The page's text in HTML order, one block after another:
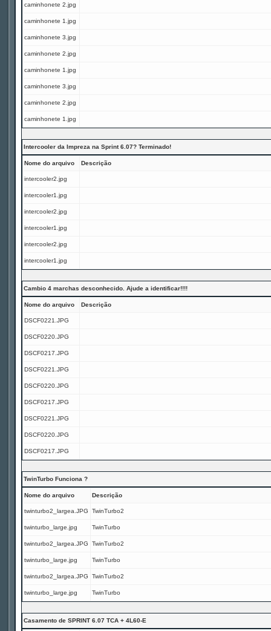
caminhonete 2.jpg
caminhonete 1.jpg
caminhonete 3.jpg
caminhonete 2.jpg
caminhonete 1.jpg
caminhonete 3.jpg
caminhonete 2.jpg
caminhonete 1.jpg
Intercooler da Impreza na Sprint 6.07? Terminado!
Nome do arquivo Descrição
intercooler2.jpg
intercooler1.jpg
intercooler2.jpg
intercooler1.jpg
intercooler2.jpg
intercooler1.jpg
Cambio 4 marchas desconhecido. Ajude a identificar!!!!
Nome do arquivo Descrição
DSCF0221.JPG
DSCF0220.JPG
DSCF0217.JPG
DSCF0221.JPG
DSCF0220.JPG
DSCF0217.JPG
DSCF0221.JPG
DSCF0220.JPG
DSCF0217.JPG
TwinTurbo Funciona ?
Nome do arquivo Descrição
twinturbo2_largea.JPG TwinTurbo2
twinturbo_large.jpg TwinTurbo
twinturbo2_largea.JPG TwinTurbo2
twinturbo_large.jpg TwinTurbo
twinturbo2_largea.JPG TwinTurbo2
twinturbo_large.jpg TwinTurbo
Casamento de SPRINT 6.07 TCA + 4L60-E